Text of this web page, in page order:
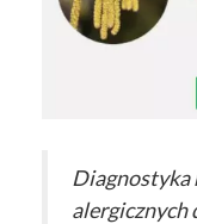
Diagnostyka
alergicznych